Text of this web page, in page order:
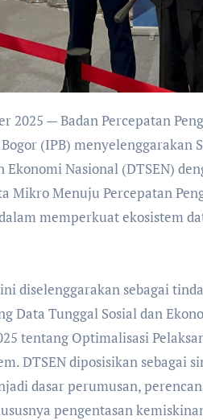
(IPB) menyelenggarakan
Ekonomi Nasional (DTSEN)
Mikro Menuju Percepatan
memperkuat ekosistem
diselenggarakan sebagai
Data Tunggal Sosial dan
tentang Optimalisasi
DTSEN diposisikan sebagai
dasar perumusan,
pengentasan